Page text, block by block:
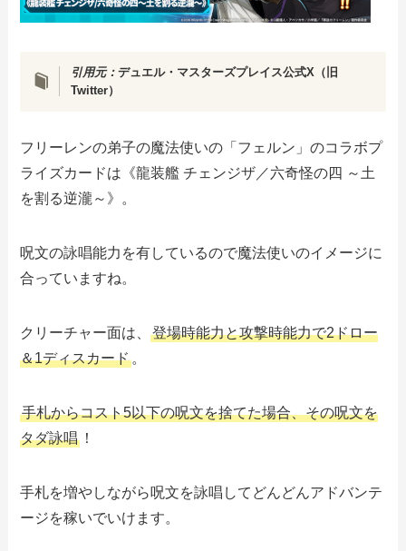
引用元： デュエル・マスターズプレイス公式X（旧
Twitter）
フリーレンの弟子の魔法使いの「フェルン」のコラボプ
ライズカードは《龍装艦 チェンジザ／六奇怪の四 ～土
を割る逆瀧～》。
呪文の詠唱能力を有しているので魔法使いのイメージに
合っていますね。
クリーチャー面は、登場時能力と攻撃時能力で2ドロー
＆1ディスカード 。
手札からコスト5以下の呪文を捨てた場合、その呪文を
タダ詠唱 ！
手札を増やしながら呪文を詠唱してどんどんアドバンテ
ージを稼いでいけます。